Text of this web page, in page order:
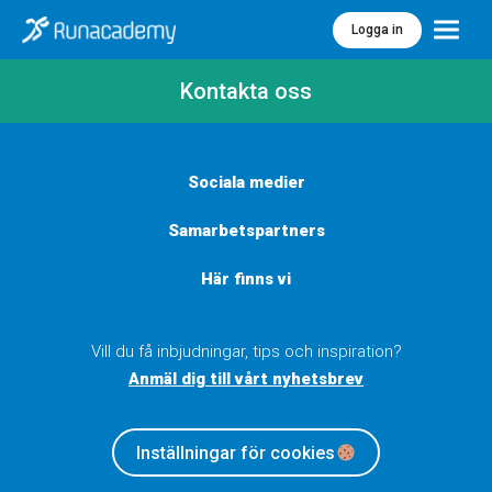
Logga in Meny
Kontakta oss
Sociala medier
Samarbetspartners
Här finns vi
Vill du få inbjudningar, tips och inspiration?
Anmäl dig till vårt nyhetsbrev
Inställningar för cookies